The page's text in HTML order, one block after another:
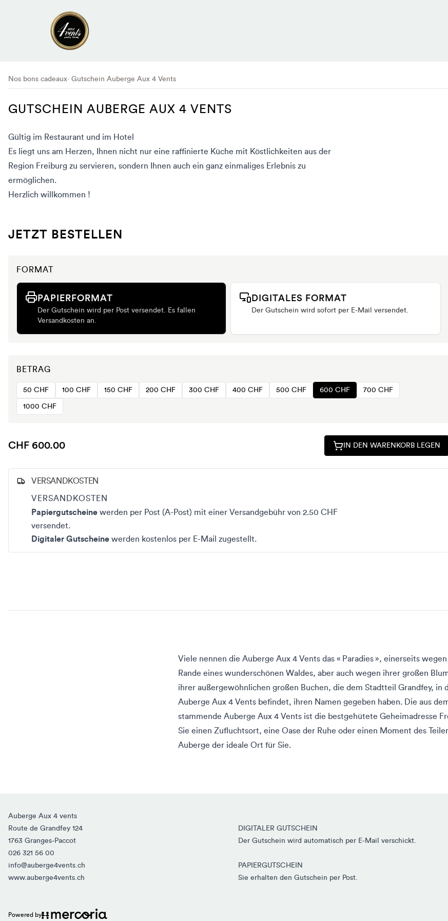
Nos bons cadeaux Gutschein Auberge Aux 4 Vents
GUTSCHEIN AUBERGE AUX 4 VENTS
Gültig im Restaurant und im Hotel
Es liegt uns am Herzen, Ihnen nicht nur eine raffinierte Küche mit Köstlichkeiten aus der
Region Freiburg zu servieren, sondern Ihnen auch ein ganz einmaliges Erlebnis zu
ermöglichen.
Herzlich willkommen !
JETZT BESTELLEN
FORMAT
PAPIERFORMAT
Der Gutschein wird per Post versendet. Es fallen
Versandkosten an.
DIGITALES FORMAT
Der Gutschein wird sofort per E-Mail versendet.
BETRAG
50 CHF 100 CHF 150 CHF 200 CHF 300 CHF 400 CHF 500 CHF 600 CHF 700 CHF
1000 CHF
CHF 600.00 IN DEN WARENKORB LEGEN
VERSANDKOSTEN
VERSANDKOSTEN
Papiergutscheine werden per Post (A-Post) mit einer Versandgebühr von 2.50 CHF
versendet.
Digitaler Gutscheine werden kostenlos per E-Mail zugestellt.
Viele nennen die Auberge Aux 4 Vents das « Paradies », einerseits
Rande eines wunderschönen Waldes, aber auch wegen ihrer großen
ihrer außergewöhnlichen großen Buchen, die dem Stadtteil Grandfey, in
Auberge Aux 4 Vents befindet, ihren Namen gegeben haben. Die aus
stammende Auberge Aux 4 Vents ist die bestgehütete Geheimadresse
Sie einen Zufluchtsort, eine Oase der Ruhe oder einen Moment des
Auberge der ideale Ort für Sie.
Auberge Aux 4 vents
Route de Grandfey 124
1763 Granges-Paccot
026 321 56 00
info@auberge4vents.ch
www.auberge4vents.ch
DIGITALER GUTSCHEIN
Der Gutschein wird automatisch per E-Mail verschickt.
PAPIERGUTSCHEIN
Sie erhalten den Gutschein per Post.
Powered by